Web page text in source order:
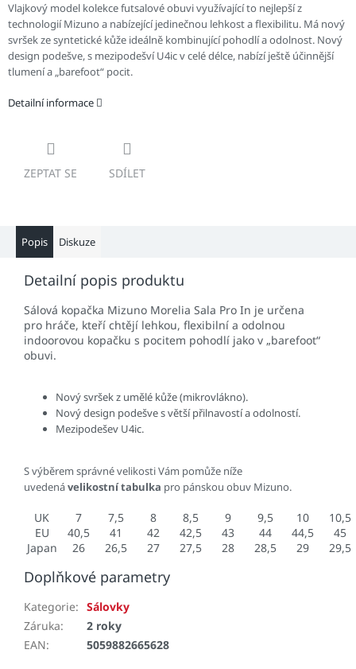
Vlajkový model kolekce futsalové obuvi využívající to nejlepší z
technologií Mizuno a nabízející jedinečnou lehkost a flexibilitu. Má nový
svršek ze syntetické kůže ideálně kombinující pohodlí a odolnost. Nový
design podešve, s mezipodešví U4ic v celé délce, nabízí ještě účinnější
tlumení a „barefoot“ pocit.
Detailní informace
ZEPTAT SE SDÍLET
Popis Diskuze
Detailní popis produktu
Sálová kopačka Mizuno Morelia Sala Pro In je určena
pro hráče, kteří chtějí lehkou, flexibilní a odolnou
indoorovou kopačku s pocitem pohodlí jako v „barefoot“
obuvi.
Nový svršek z umělé kůže (mikrovlákno).
Nový design podešve s větší přilnavostí a odolností.
Mezipodešev U4ic.
S výběrem správné velikosti Vám pomůže níže
uvedenávelikostní tabulka pro pánskou obuv Mizuno.
UK 7 7,5 8 8,5 9 9,5 10
10,5
EU
40,5 41 42 42,5 43 44 44,5
45
Japan
26 26,5 27 27,5 28 28,5 29 29,5
Doplňkové parametry
Kategorie: Sálovky
Záruka:
2 roky
EAN: 5059882665628